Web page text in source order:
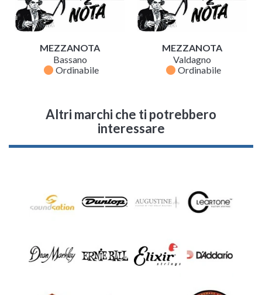
MEZZANOTA
Bassano
fiber_manual_record Ordinabile
MEZZANOTA
Valdagno
fiber_manual_record Ordinabile
Altri marchi che ti potrebbero
interessare